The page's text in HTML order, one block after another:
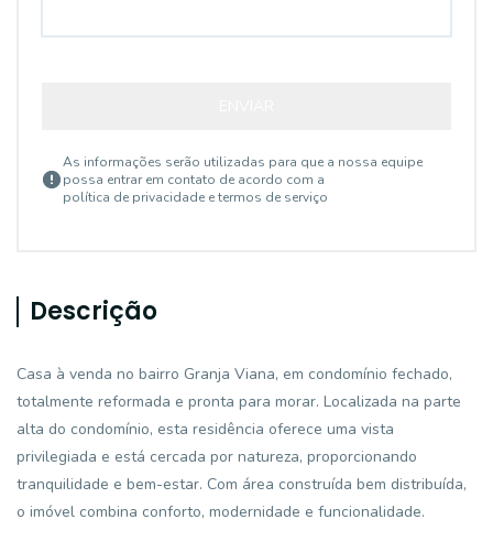
As informações serão utilizadas para que a nossa equipe
possa entrar em contato de acordo com a
política de privacidade e termos de serviço
Descrição
Casa à venda no bairro Granja Viana, em condomínio fechado,
totalmente reformada e pronta para morar. Localizada na parte
alta do condomínio, esta residência oferece uma vista
privilegiada e está cercada por natureza, proporcionando
tranquilidade e bem-estar. Com área construída bem distribuída,
o imóvel combina conforto, modernidade e funcionalidade.